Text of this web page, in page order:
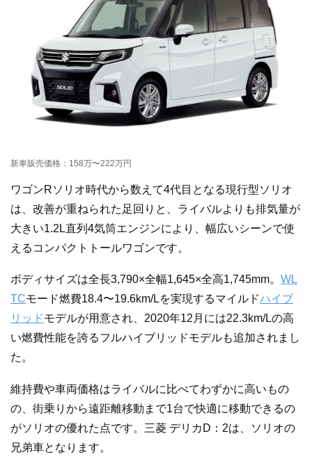
新車販売価格：158万〜222万円
ワゴンRソリオ時代から数えて4代目となる現行型ソリオ
は、改善が重ねられた足回りと、ライバルよりも排気量が
大きい1.2L直列4気筒エンジンにより、幅広いシーンで使
えるコンパクトトールワゴンです。
ボディサイズは全長3,790×全幅1,645×全高1,745mm。 WL
TCモード燃費18.4〜19.6km/Lを実現するマイルドハイブ
リッドモデルが用意され、2020年12月には22.3km/Lの高
い燃費性能を誇るフルハイブリッドモデルも追加されまし
た。
維持費や車両価格はライバルに比べてわずかに高いもの
の、街乗りから遠距離移動まで1台で快適に移動できるの
がソリオの優れた点です。三菱 デリカD：2は、ソリオの
兄弟車となります。